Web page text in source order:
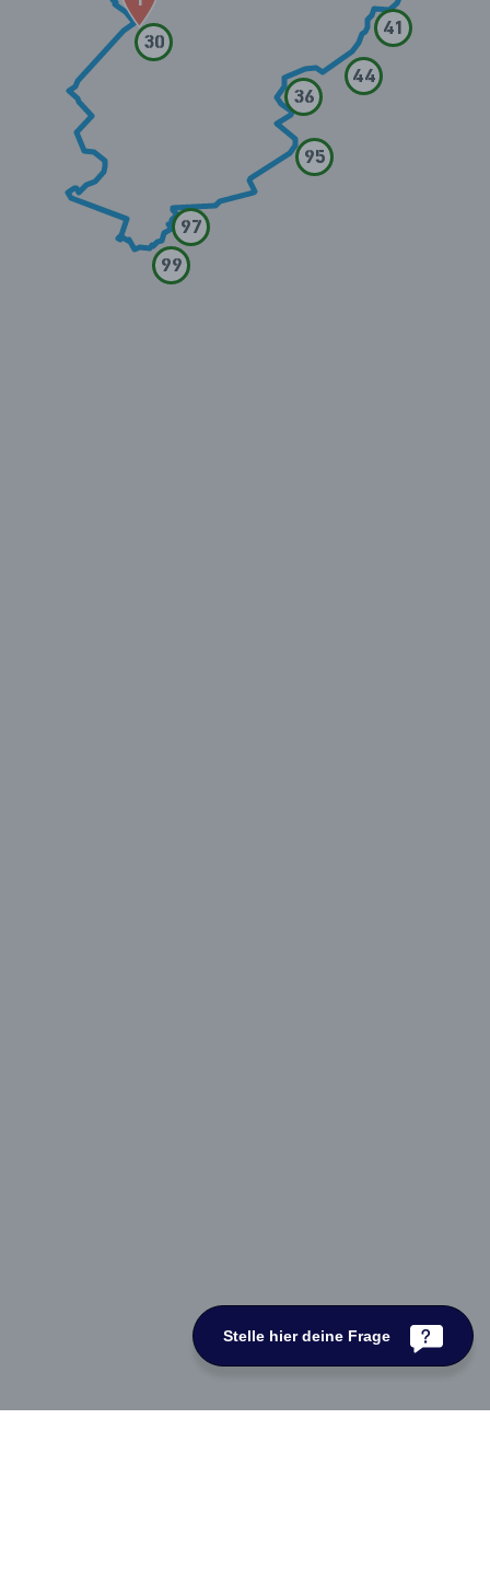
41
44
36
95
97
99
30
Stelle hier deine Frage